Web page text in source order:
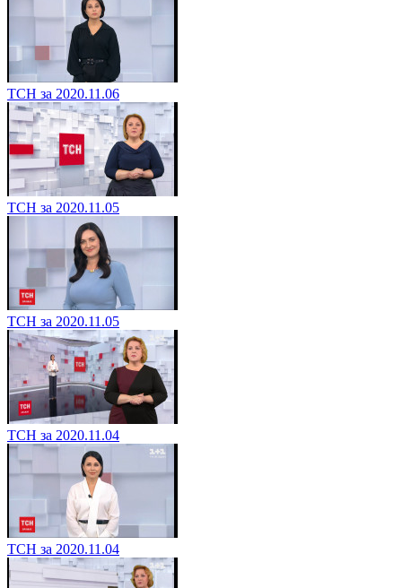
ТСН за 2020.11.06
ТСН за 2020.11.05
ТСН за 2020.11.05
ТСН за 2020.11.04
ТСН за 2020.11.04